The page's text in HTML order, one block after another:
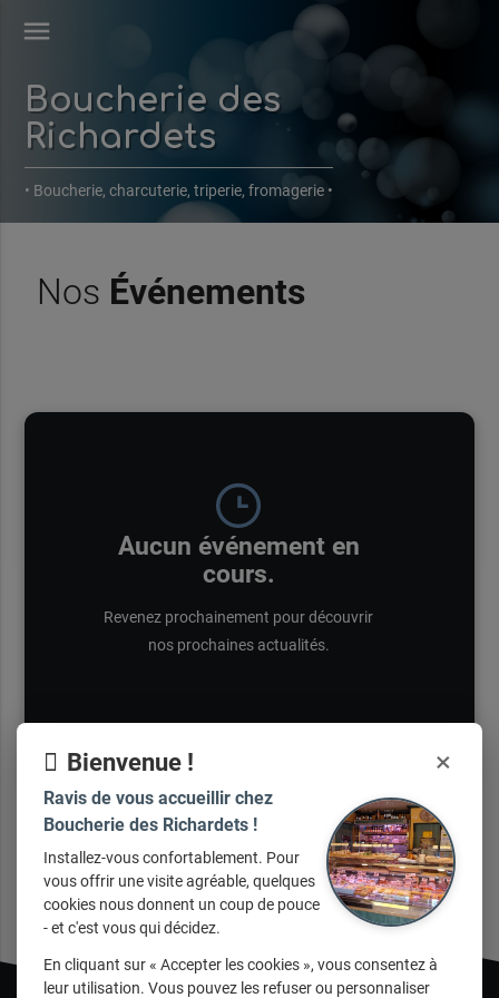
menu
Boucherie des
Richardets
• Boucherie, charcuterie, triperie, fromagerie •
Nos Événements
Aucun événement en
cours.
Revenez prochainement pour découvrir
nos prochaines actualités.
Bienvenue ! ×
Ravis de vous accueillir chez
Boucherie des Richardets !
Installez-vous confortablement. Pour
vous offrir une visite agréable, quelques
cookies nous donnent un coup de pouce
- et c'est vous qui décidez.
En cliquant sur « Accepter les cookies », vous consentez à
leur utilisation. Vous pouvez les refuser ou personnaliser